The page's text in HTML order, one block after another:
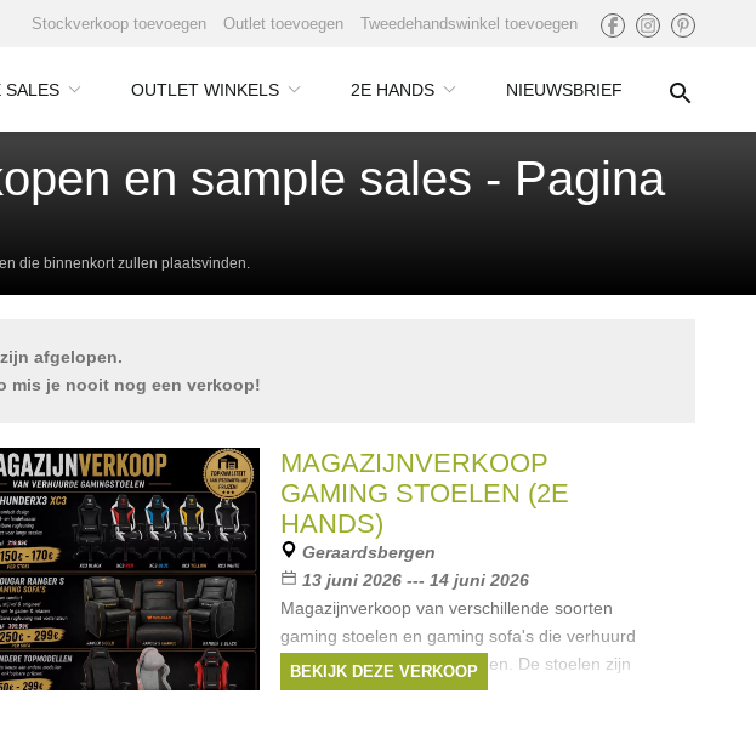
Stockverkoop toevoegen Outlet toevoegen Tweedehandswinkel toevoegen
SALES OUTLET WINKELS 2E HANDS NIEUWSBRIEF
en sample sales - Pagina
die binnenkort zullen plaatsvinden.
afgelopen.
mis je nooit nog een verkoop!
MAGAZIJNVERKOOP
GAMING STOELEN (2E
HANDS)
Geraardsbergen
13 juni 2026 --- 14 juni 2026
Magazijnverkoop van verschillende soorten
gaming stoelen en gaming sofa's die verhuurd
geweest zijn aan superprijzen. De stoelen zijn
nagekeken en gereinigd.
BEKIJK DEZE VERKOOP